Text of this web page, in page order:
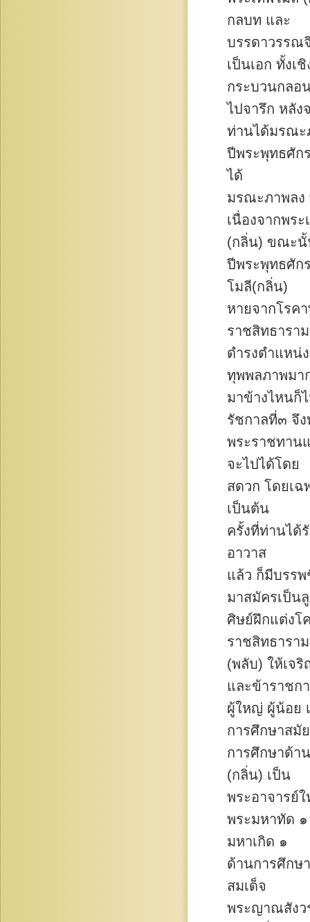
กลบท และ
บรรดาวรรณ
เป็นเอก ทั้งเชิ
กระบวนกลอ
ไปจารึก หลัง
ท่านได้มรณะ
ปีพระพุทธศัก
ได้
มรณะภาพลง
เนื่องจากพระ
(กลิ่น) ขณะนั้
ปีพระพุทธศัก
โมลี(กลิ่น)
หายจากโรค
ราชสิทธารา
ดำรงตำแหน่
ทุพพลภาพมา
มาข้างไหนก็
รัชกาลที่๓ จึง
พระราชทาน
จะไปได้โดย
สดวก โดยเฉ
เป็นต้น
ครั้งที่ท่านได้
อาวาส
แล้ว ก็มีบรรพ
มาสมัครเป็น
ศิษย์ฝึกแต่งโ
ราชสิทธาราม
(พลับ) ให้เจริ
และข้าราชก
ผู้ใหญ่ ผู้น้อย
การศึกษาสมั
การศึกษาด้า
(กลิ่น) เป็น
พระอาจารย์
พระมหาทัด ๑
มหาเกิด ๑
ด้านการศึกษ
สมเด็จ
พระญาณสังว